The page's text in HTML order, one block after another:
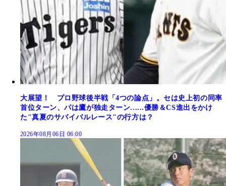
大展望！ プロ野球後半戦「4つの論点」。セは史上初の同率
首位ターン、パは鷹が独走ターン......優勝＆CS進出をかけ
た"真夏のサバイバルレース"の行方は？
2026年08月06日 06:00